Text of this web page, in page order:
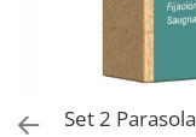
Jucarii educative
Figurine jucarii mici
Jucarii electronice
Set 2